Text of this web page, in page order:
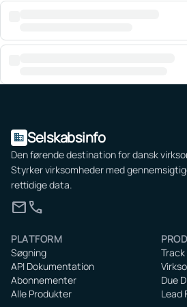
domain Selskabsinfo
Den førende destination for dansk
Styrker virksomheder med
rettidige data.
mailcall
PLATFORM
Søgning
API Dokumentation
Abonnementer
Alle Produkter
Track
Due
Lead